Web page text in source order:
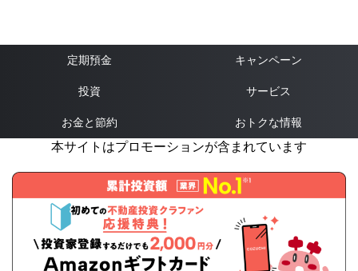
定期預金 キャンペーン
投資 サービス
お金と節約 おトクな情報
本サイトはプロモーションが含まれています